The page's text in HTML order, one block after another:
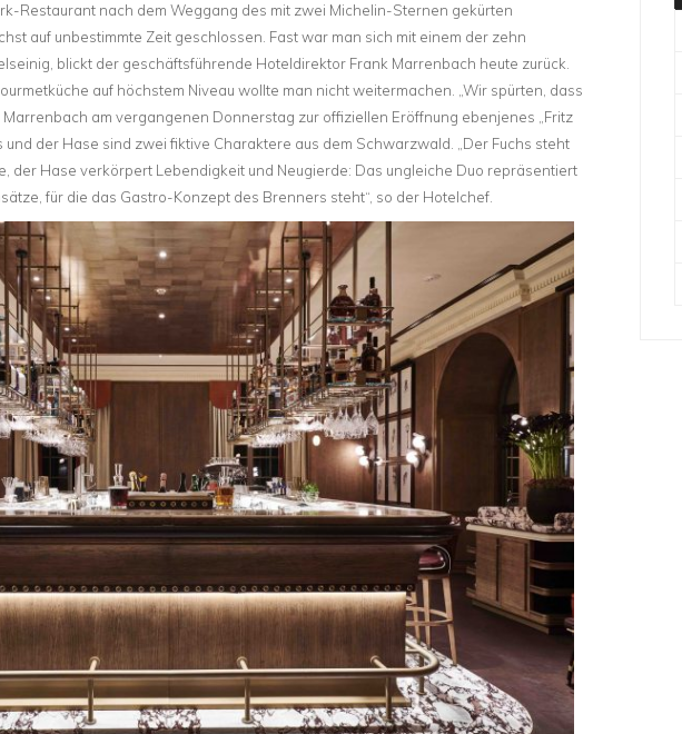
Restaurant nach dem Weggang des mit zwei Michelin-Sternen gekürten
auf unbestimmte Zeit geschlossen. Fast war man sich mit einem der zehn
blickt der geschäftsführende Hoteldirektor Frank Marrenbach heute zurück.
auf höchstem Niveau wollte man nicht weitermachen. „Wir spürten, dass
am vergangenen Donnerstag zur offiziellen Eröffnung ebenjenes „Fritz
und der Hase sind zwei fiktive Charaktere aus dem Schwarzwald. „Der Fuchs steht
der Hase verkörpert Lebendigkeit und Neugierde: Das ungleiche Duo repräsentiert
für die das Gastro-Konzept des Brenners steht“, so der Hotelchef.